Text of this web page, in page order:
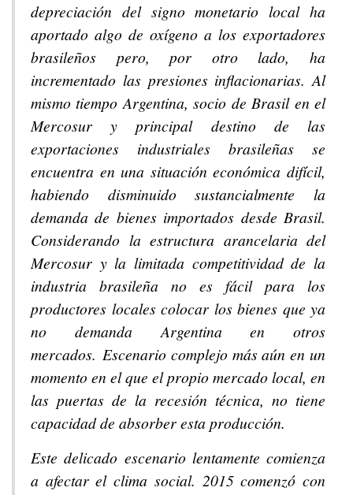
depreciación del signo monetario local ha
aportado algo de oxígeno a los exportadores
brasileños pero, por otro lado, ha
incrementado las presiones inflacionarias. Al
mismo tiempo Argentina, socio de Brasil en el
Mercosur y principal destino de las
exportaciones industriales brasileñas se
encuentra en una situación económica difícil,
habiendo disminuido sustancialmente la
demanda de bienes importados desde Brasil.
Considerando la estructura arancelaria del
Mercosur y la limitada competitividad de la
industria brasileña no es fácil para los
productores locales colocar los bienes que ya
no demanda Argentina en otros
mercados. Escenario complejo más aún en un
momento en el que el propio mercado local, en
las puertas de la recesión técnica, no tiene
capacidad de absorber esta producción.
Este delicado escenario lentamente comienza
a afectar el clima social. 2015 comenzó con